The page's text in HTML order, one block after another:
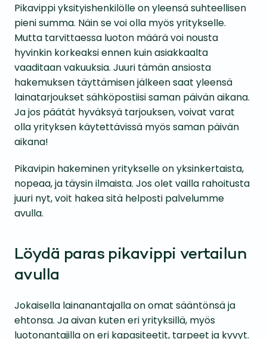
Pikavippi yksityishenkilölle on yleensä suhteellisen
pieni summa. Näin se voi olla myös yritykselle.
Mutta tarvittaessa luoton määrä voi nousta
hyvinkin korkeaksi ennen kuin asiakkaalta
vaaditaan vakuuksia. Juuri tämän ansiosta
hakemuksen täyttämisen jälkeen saat yleensä
lainatarjoukset sähköpostiisi saman päivän aikana.
Ja jos päätät hyväksyä tarjouksen, voivat varat
olla yrityksen käytettävissä myös saman päivän
aikana!
Pikavipin hakeminen yritykselle on yksinkertaista,
nopeaa, ja täysin ilmaista. Jos olet vailla rahoitusta
juuri nyt, voit hakea sitä helposti palvelumme
avulla.
Löydä paras pikavippi vertailun
avulla
Jokaisella lainanantajalla on omat sääntönsä ja
ehtonsa. Ja aivan kuten eri yrityksillä, myös
luotonantajilla on eri kapasiteetit, tarpeet ja kyvyt.